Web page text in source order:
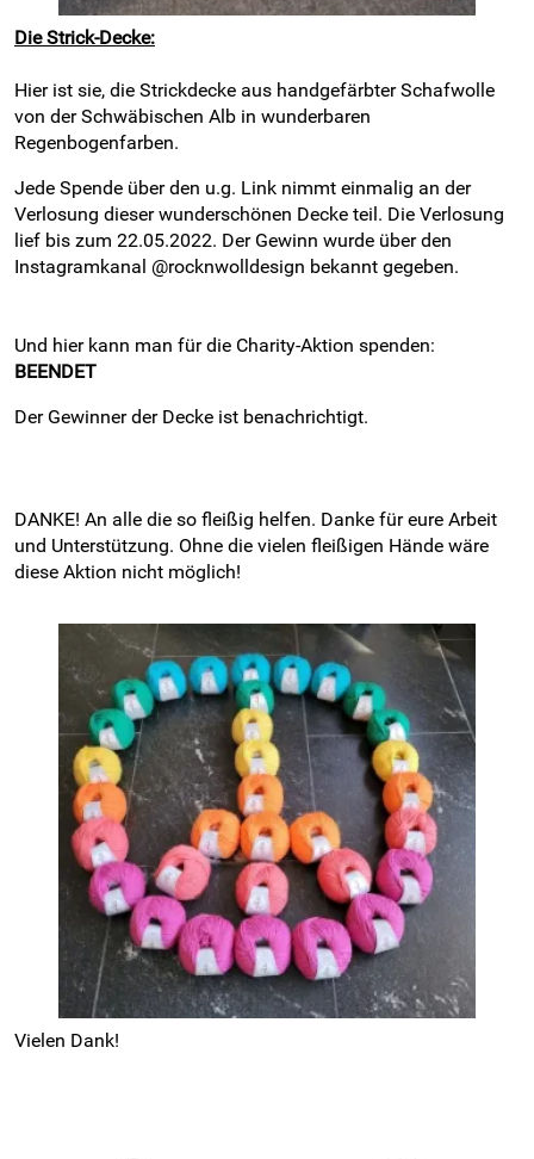
Die Strick-Decke:
Hier ist sie, die Strickdecke aus handgefärbter Schafwolle
von der Schwäbischen Alb in wunderbaren
Regenbogenfarben.
Jede Spende über den u.g. Link nimmt einmalig an der
Verlosung dieser wunderschönen Decke teil. Die Verlosung
lief bis zum 22.05.2022. Der Gewinn wurde über den
Instagramkanal @rocknwolldesign bekannt gegeben.
Und hier kann man für die Charity-Aktion spenden:
BEENDET
Der Gewinner der Decke ist benachrichtigt.
DANKE! An alle die so fleißig helfen. Danke für eure Arbeit
und Unterstützung. Ohne die vielen fleißigen Hände wäre
diese Aktion nicht möglich!
Vielen Dank!